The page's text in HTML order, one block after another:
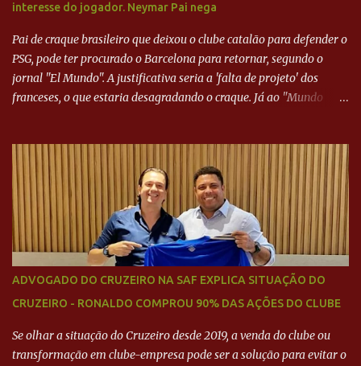
interesse do jogador. Neymar Pai nega
Pai de craque brasileiro que deixou o clube catalão para defender o
PSG, pode ter procurado o Barcelona para retornar, segundo o
jornal "El Mundo". A justificativa seria a 'falta de projeto' dos
franceses, o que estaria desagradando o craque. Já ao "Mundo
Neymar Pai nega
ADVOGADO DO CRUZEIRO NA SAF EXPLICA SITUAÇÃO DO
CRUZEIRO - RONALDO COMPROU 90% DAS AÇÕES DO CLUBE
Se olhar a situação do Cruzeiro desde 2019, a venda do clube ou
transformação em clube-empresa pode ser a solução para evitar o